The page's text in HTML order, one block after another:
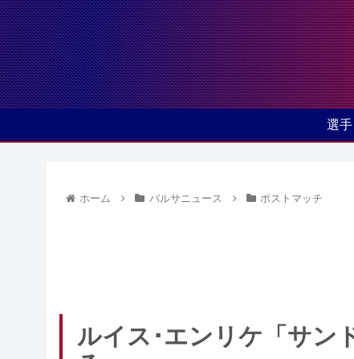
選手
ホーム バルサニュース ポストマッチ
ルイス･エンリケ「サン